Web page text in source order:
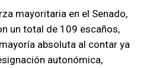
mayoritaria en el Senado,
un total de 109 escaños,
absoluta al contar ya
autonómica,